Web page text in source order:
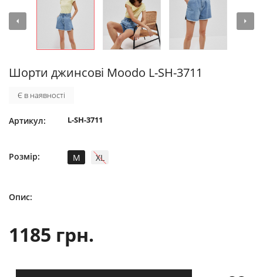
Шорти джинсові Moodo L-SH-3711
Є в наявності
Артикул: L-SH-3711
Розмір: M XL
Опис:
1185 грн.